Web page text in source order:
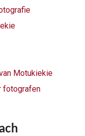
Motukiekie
fotografen